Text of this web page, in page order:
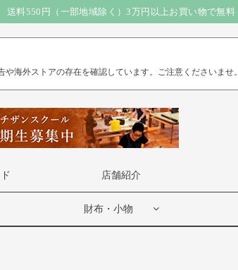
送料550円（一部地域除く）3万円以上お買い物で無料
海外ストアの存在を確認しています。ご注意くださいませ。
店舗紹介
財布・小物